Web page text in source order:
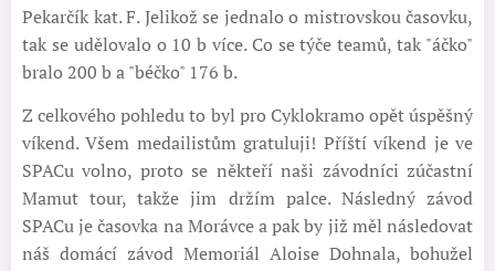
Pekarčík kat. F. Jelikož se jednalo o mistrovskou časovku,
tak se udělovalo o 10 b více. Co se týče teamů, tak "áčko"
bralo 200 b a "béčko" 176 b.
Z celkového pohledu to byl pro Cyklokramo opět úspěšný
víkend. Všem medailistům gratuluji! Příští víkend je ve
SPACu volno, proto se někteří naši závodníci zúčastní
Mamut tour, takže jim držím palce. Následný závod
SPACu je časovka na Morávce a pak by již měl následovat
náš domácí závod Memoriál Aloise Dohnala, bohužel